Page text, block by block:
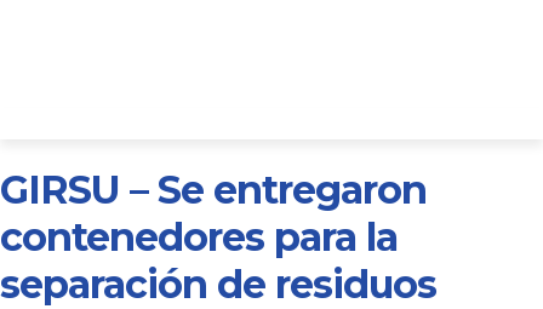
GIRSU – Se entregaron
contenedores para la
separación de residuos